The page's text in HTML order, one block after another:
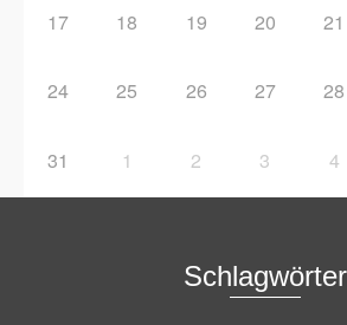
17 18 19 20 21
24 25 26 27 28
31 1 2 3 4
Schlagwörter